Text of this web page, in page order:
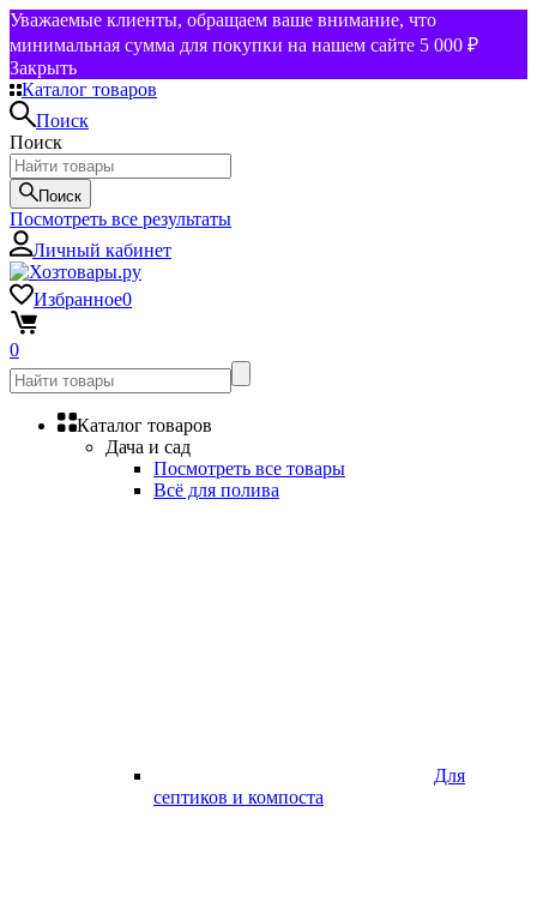
Уважаемые клиенты, обращаем ваше внимание, что
минимальная сумма для покупки на нашем сайте 5 000 ₽
Закрыть
Каталог товаров
Поиск
Поиск
Поиск
Посмотреть все результаты
Личный кабинет
Избранное0
0
Каталог товаров
Дача и сад
Посмотреть все товары
Всё для полива
Для
септиков и компоста